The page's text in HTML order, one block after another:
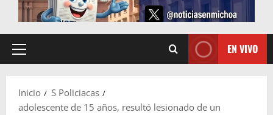
Menú
EN VIVO
Inicio
S Policiacas
adolescente de 15 años, resultó lesionado de un